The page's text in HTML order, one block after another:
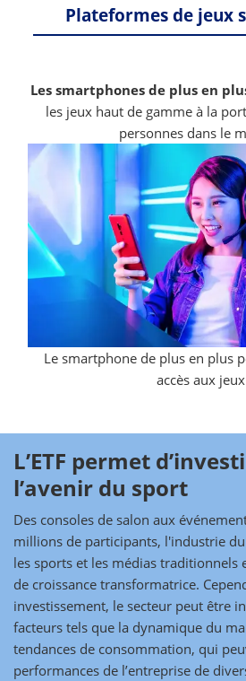
Plateformes de jeux
Les smartphones de plus en
les jeux haut de gamme à la
personnes dans le
Le smartphone de plus en plus
accès aux jeux
L’ETF permet
l’avenir du sport
Des consoles de salon aux
millions de participants, l'industrie
les sports et les médias traditionnels
de croissance transformatrice.
investissement, le secteur peut être
facteurs tels que la dynamique du
tendances de consommation, qui
performances de l’entreprise de